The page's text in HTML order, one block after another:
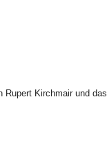
Rupert Kirchmair und das